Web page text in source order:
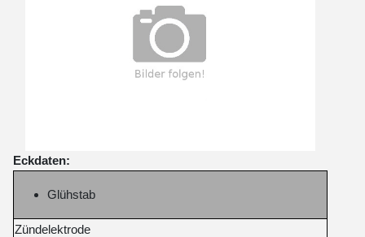
Eckdaten:
Glühstab
Zündelektrode